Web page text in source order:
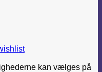
kan vælges på